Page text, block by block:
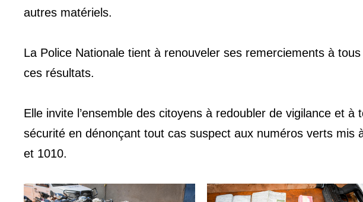
autres matériels.
La Police Nationale tient à renouveler ses remerciements à
ces résultats.
Elle invite l’ensemble des citoyens à redoubler de vigilance et
sécurité en dénonçant tout cas suspect aux numéros verts mis
et 1010.